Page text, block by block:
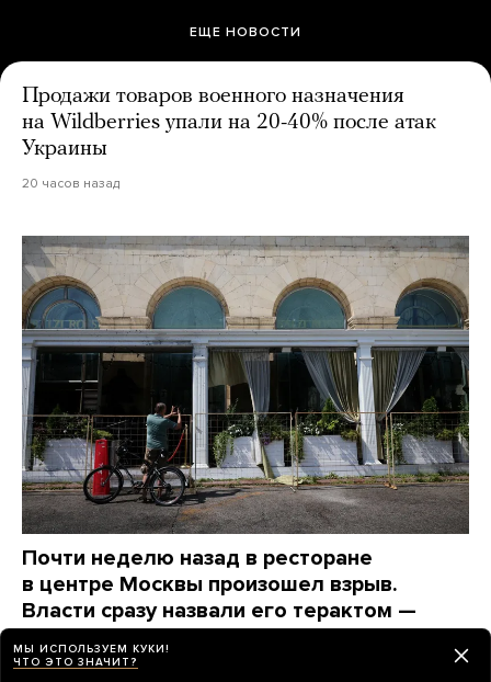
ЕЩЕ НОВОСТИ
Продажи товаров военного назначения
на Wildberries упали на 20-40% после атак
Украины
20 часов назад
Почти неделю назад в ресторане
в центре Москвы произошел взрыв.
Власти сразу назвали его терактом —
и сразу же перестали о нем говорить
Вот какие вопросы до сих пор остаются без ответов
МЫ ИСПОЛЬЗУЕМ КУКИ!
ЧТО ЭТО ЗНАЧИТ?